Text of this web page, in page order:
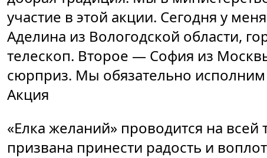
участие в этой акции. Сегодня у
Аделина из Вологодской области,
телескоп. Второе — София из
сюрприз. Мы обязательно
Акция
«Елка желаний» проводится на всей
призвана принести радость и